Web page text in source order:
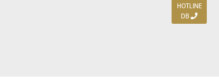
HOTLINE
DB